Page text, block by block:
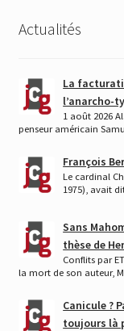
Actualités
La
l’anarcho-
1 août 2026
penseur américain
François
Le cardinal
1975), avait
Sans
thèse de
Conflits par
la mort de son auteur,
Canicule ?
toujours là